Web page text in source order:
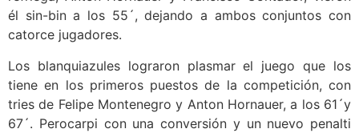
él sin-bin a los 55´, dejando a ambos conjuntos con
catorce jugadores.
Los blanquiazules lograron plasmar el juego que los
tiene en los primeros puestos de la competición, con
tries de Felipe Montenegro y Anton Hornauer, a los 61´y
67´. Perocarpi con una conversión y un nuevo penalti